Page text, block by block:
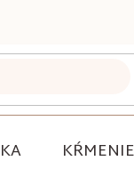
KŔMENIE